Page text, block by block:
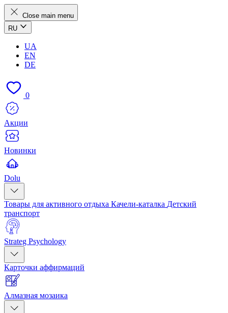
Close main menu
RU
UA
EN
DE
0
Акции
Новинки
Dolu
Товары для активного отдыха Качели-каталка Детский
транспорт
Strateg Psychology
Карточки аффирмаций
Алмазная мозаика